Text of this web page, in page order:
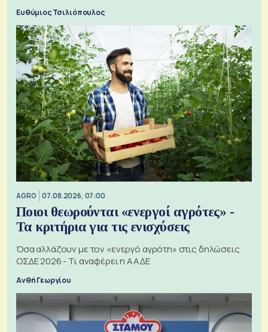
Ευθύμιος Τσιλιόπουλος
AGRO 07.08.2026, 07:00
Ποιοι θεωρούνται «ενεργοί αγρότες» -
Τα κριτήρια για τις ενισχύσεις
Όσα αλλάζουν με τον «ενεργό αγρότη» στις δηλώσεις
ΟΣΔΕ 2026 - Τι αναφέρει η ΑΑΔΕ
Ανθή Γεωργίου